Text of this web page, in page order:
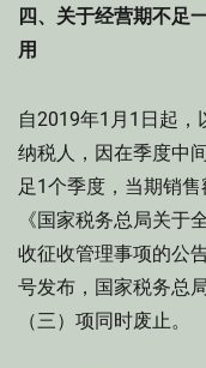
四、关于经营期不足
用
自2019年1月1日起
纳税人，因在季度中
足1个季度，当期销售
《国家税务总局关于
收征收管理事项的公
号发布，国家税务总
（三）项同时废止。